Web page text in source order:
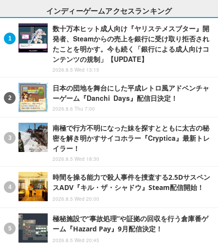
インディーゲームアクセスランキング
数十万本ヒット成人向け『ヤリステメスブター』開
発者、Steamからの売上を銀行に受け取り拒否され
たことを明かす。今も続く「銀行による成人向けコ
ンテンツの規制」【UPDATE】
2026.8.5 Wed 13:15
日本の団地を舞台にした平成レトロ風アドベンチャ
ーゲーム『Danchi Days』配信日決定！
2026.8.6 Thu 7:00
南極で行方不明になった妹を探すとともに太古の秘
密を解き明かすサイコホラー『Cryptica』最新トレ
イラー！
2026.8.5 Wed 18:30
時間を操る能力で殺人事件を捜査する2.5Dサスペン
スADV『キル・ザ・シャドウ』Steam配信開始！
2026.8.5 Wed 20:00
極秘施設で“事故処理”や証拠の回収を行う倉庫番ゲ
ーム『Hazard Pay』9月配信決定！
2026.8.5 Wed 20:45